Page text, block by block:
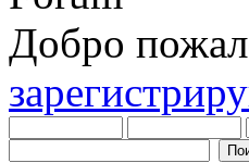
Добро